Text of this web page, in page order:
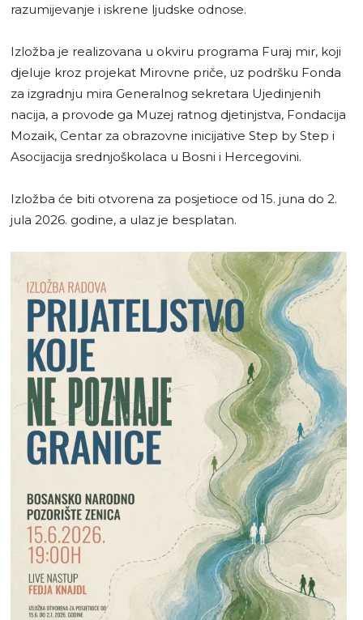
razumijevanje i iskrene ljudske odnose.
Izložba je realizovana u okviru programa Furaj mir, koji
djeluje kroz projekat Mirovne priče, uz podršku Fonda
za izgradnju mira Generalnog sekretara Ujedinjenih
nacija, a provode ga Muzej ratnog djetinjstva, Fondacija
Mozaik, Centar za obrazovne inicijative Step by Step i
Asocijacija srednjoškolaca u Bosni i Hercegovini.
Izložba će biti otvorena za posjetioce od 15. juna do 2.
jula 2026. godine, a ulaz je besplatan.